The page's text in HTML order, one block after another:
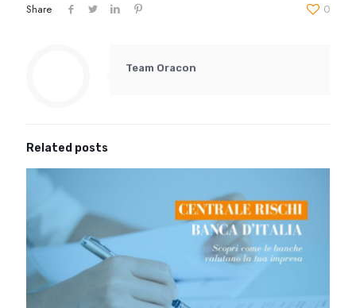
Share 0
Team Oracon
Related posts